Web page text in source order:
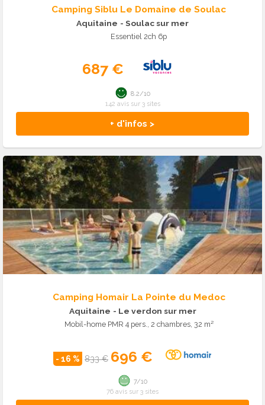
Camping Siblu Le Domaine de Soulac
Aquitaine - Soulac sur mer
Essentiel 2ch 6p
687 €
+ d'infos >
8.2/10
142 avis sur 3 sites
Camping Homair La Pointe du Medoc
Aquitaine - Le verdon sur mer
Mobil-home PMR 4 pers., 2 chambres, 32 m²
- 16 % 833 € 696 €
7/10
76 avis sur 3 sites